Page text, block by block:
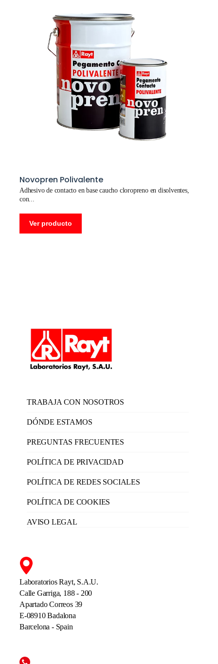
Novopren Polivalente
Adhesivo de contacto en base caucho cloropreno en disolventes,
con
Ver producto
TRABAJA CON NOSOTROS
DÓNDE ESTAMOS
PREGUNTAS FRECUENTES
POLÍTICA DE PRIVACIDAD
POLÍTICA DE REDES SOCIALES
POLÍTICA DE COOKIES
AVISO LEGAL
Laboratorios Rayt, S.A.U.
Calle Garriga, 188 - 200
Apartado Correos 39
E-08910 Badalona
Barcelona - Spain